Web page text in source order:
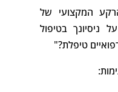
המקצועי של
ניסיונך בטיפול
טיפלת?"